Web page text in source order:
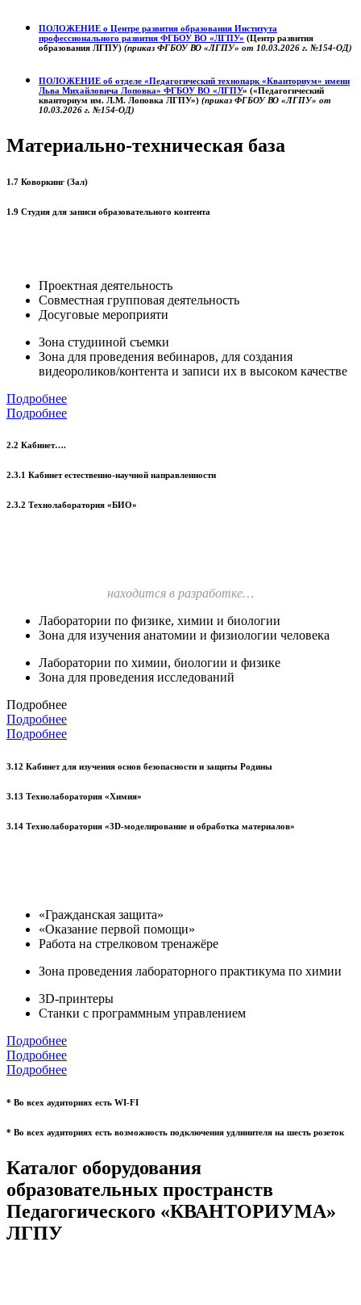
ПОЛОЖЕНИЕ о Центре развития образования Института
профессионального развития ФГБОУ ВО «ЛГПУ» (Центр развития
образования ЛГПУ) (приказ ФГБОУ ВО «ЛГПУ» от 10.03.2026 г. №154-ОД)
ПОЛОЖЕНИЕ об отделе «Педагогический технопарк «Кванториум» имени
Льва Михайловича Лоповка» ФГБОУ ВО «ЛГПУ» («Педагогический
кванториум им. Л.М. Лоповка ЛГПУ») (приказ ФГБОУ ВО «ЛГПУ» от
10.03.2026 г. №154-ОД)
Материально-техническая база
1.7 Коворкинг (Зал)
1.9 Студия для записи образовательного контента
Проектная деятельность
Совместная групповая деятельность
Досуговые мероприяти
Зона студииной съемки
Зона для проведения вебинаров, для создания
видеороликов/контента и записи их в высоком качестве
Подробнее
Подробнее
2.2 Кабинет….
2.3.1 Кабинет естественно-научной направленности
2.3.2 Технолаборатория «БИО»
находится в разработке…
Лаборатории по физике, химии и биологии
Зона для изучения анатомии и физиологии человека
Лаборатории по химии, биологии и физике
Зона для проведения исследований
Подробнее
Подробнее
Подробнее
3.12 Кабинет для изучения основ безопасности и защиты Родины
3.13 Технолаборатория «Химия»
3.14 Технолаборатория «3D-моделирование и обработка материалов»
«Гражданская защита»
«Оказание первой помощи»
Работа на стрелковом тренажёре
Зона проведения лабораторного практикума по химии
3D-принтеры
Станки с программным управлением
Подробнее
Подробнее
Подробнее
* Во всех аудиториях есть WI-FI
* Во всех аудиториях есть возможность подключения удлинителя на шесть розеток
Каталог оборудования
образовательных пространств
Педагогического «КВАНТОРИУМА»
ЛГПУ